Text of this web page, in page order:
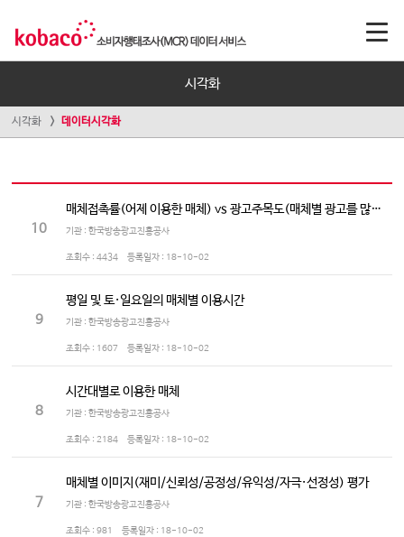
시각화
시각화 데이터시각화
10
매체접촉률(어제 이용한 매체) vs 광고주목도(매체별 광고를 많이 보는/듣는 정도)
기관 : 한국방송광고진흥공사
조회수 : 4434 등록일자 : 18-10-02
9
평일 및 토·일요일의 매체별 이용시간
기관 : 한국방송광고진흥공사
조회수 : 1607 등록일자 : 18-10-02
8
시간대별로 이용한 매체
기관 : 한국방송광고진흥공사
조회수 : 2184 등록일자 : 18-10-02
7
매체별 이미지(재미/신뢰성/공정성/유익성/자극·선정성) 평가
기관 : 한국방송광고진흥공사
조회수 : 981 등록일자 : 18-10-02